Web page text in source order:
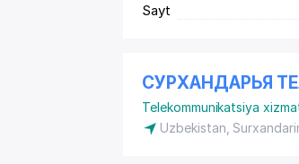
Sayt
СУРХАНДАРЬЯ
Telekommunikatsiya
Uzbekistan,